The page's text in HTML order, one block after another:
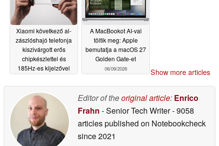
Xiaomi következő al-
zászlóshajó telefonja
kiszivárgott erős
chipkészlettel és
185Hz-es kijelzővel
A MacBookot AI-val
töltik meg: Apple
bemutatja a macOS 27
Golden Gate-et
06/09/2026 Show more articles
Editor of theoriginal article: Enrico
Frahn - Senior Tech Writer- 9058
articles published on Notebookcheck
since 2021